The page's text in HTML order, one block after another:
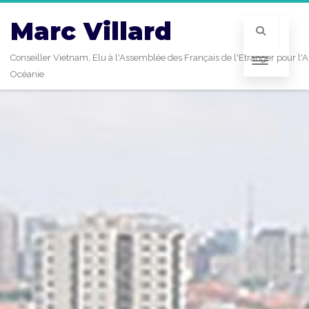
Marc Villard
Conseiller Vietnam, Elu à l'Assemblée des Français de l'Etranger pour
Océanie